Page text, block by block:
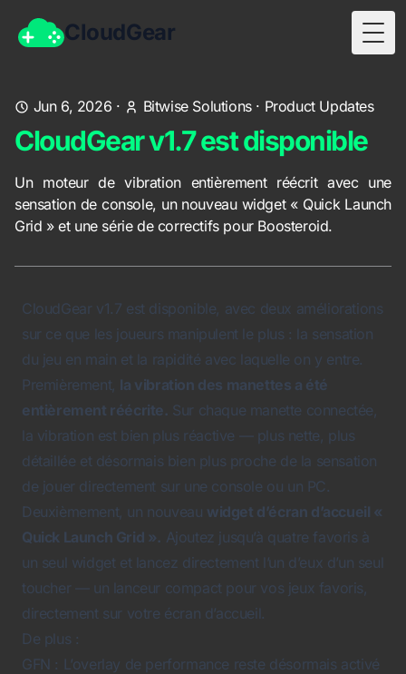
CloudGear
Jun 6, 2026 · Bitwise Solutions· Product Updates
CloudGear v1.7 est disponible
Un moteur de vibration entièrement réécrit avec une
sensation de console, un nouveau widget « Quick Launch
Grid » et une série de correctifs pour Boosteroid.
CloudGear v1.7 est disponible, avec deux améliorations
sur ce que les joueurs manipulent le plus : la sensation
du jeu en main et la rapidité avec laquelle on y entre.
Premièrement, la vibration des manettes a été
entièrement réécrite. Sur chaque manette connectée,
la vibration est bien plus réactive — plus nette, plus
détaillée et désormais bien plus proche de la sensation
de jouer directement sur une console ou un PC.
Deuxièmement, un nouveau widget d’écran d’accueil «
Quick Launch Grid ». Ajoutez jusqu’à quatre favoris à
un seul widget et lancez directement l’un d’eux d’un seul
toucher — un lanceur compact pour vos jeux favoris,
directement sur votre écran d’accueil.
De plus :
GFN : L’overlay de performance reste désormais activé